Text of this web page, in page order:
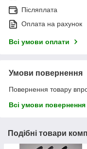
Післяплата
Оплата на рахунок
Всі умови оплати
Умови повернення
Повернення товару
Всі умови повернення
Подібні товари